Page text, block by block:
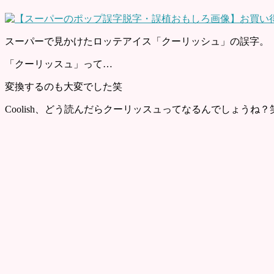
スーパーで見かけたロッテアイス「クーリッシュ」の誤字。
「クーリッスュ」って…
変換するのも大変でした笑
Coolish、どう読んだらクーリッスュってなるんでしょうね？